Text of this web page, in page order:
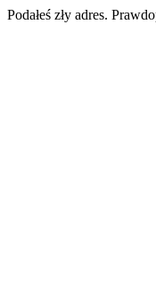
Podałeś zły adres.